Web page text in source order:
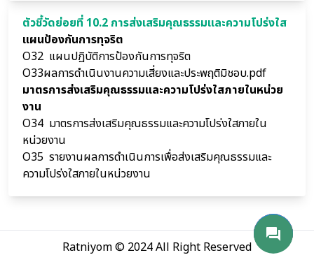
ตัวชี้วัดย่อยที่ 10.2 การส่งเสริมคุณธรรมและความโปร่งใส
แผนป้องกันการทุจริต
O32 แผนปฏิบัติการป้องกันการทุจริต
O33ผลการดำเนินงานความเสี่ยงและประพฤติมิชอบ.pdf
มาตรการส่งเสริมคุณธรรมและความโปร่งใสภายในหน่วย
งาน
O34 มาตรการส่งเสริมคุณธรรมและความโปร่งใสภายใน
หน่วยงาน
O35 รายงานผลการดำเนินการเพื่อส่งเสริมคุณธรรมและ
ความโปร่งใสภายในหน่วยงาน
Ratniyom © 2024 All Right Reserved
phone_android
mail
send
forum